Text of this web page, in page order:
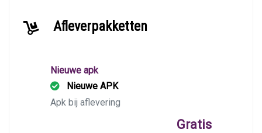
Afleverpakketten
Nieuwe apk
Nieuwe APK
Apk bij aflevering
Gratis